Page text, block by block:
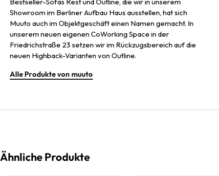
Showroom im Berliner Aufbau Haus ausstellen, hat sich
Muuto auch im Objektgeschäft einen Namen gemacht. In
unserem neuen eigenen CoWorking Space in der
Friedrichstraße 23 setzen wir im Rückzugsbereich auf die
neuen Highback-Varianten von Outline.
Alle Produkte von muuto
Ähnliche Produkte